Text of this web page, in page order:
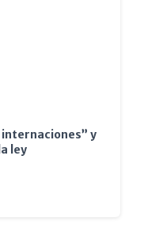
internaciones” y
ley